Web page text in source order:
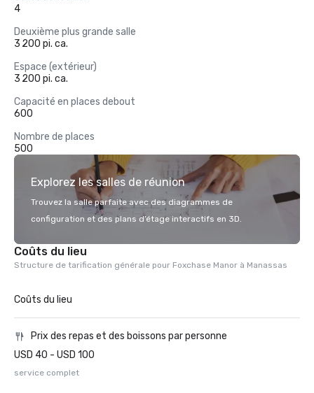
4
Deuxième plus grande salle
3 200 pi. ca.
Espace (extérieur)
3 200 pi. ca.
Capacité en places debout
600
Nombre de places
500
Explorez les salles de réunion
Trouvez la salle parfaite avec des diagrammes de
configuration et des plans d’étage interactifs en 3D.
Coûts du lieu
Structure de tarification générale pour Foxchase Manor à Manassas
Coûts du lieu
Prix des repas et des boissons par personne
USD 40 - USD 100
service complet